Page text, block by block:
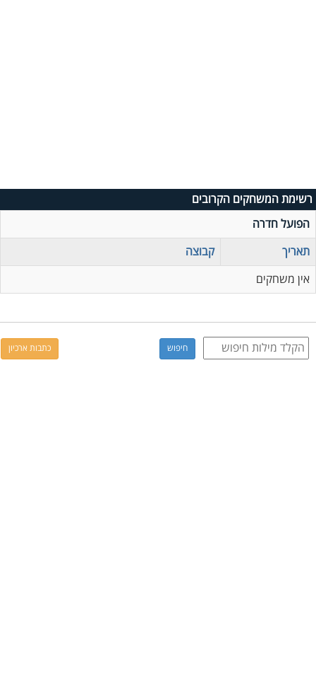
רשימת המשחקים הקרובים
הפועל חדרה
תאריך
קבוצה
אין משחקים
כתבות ארכיון